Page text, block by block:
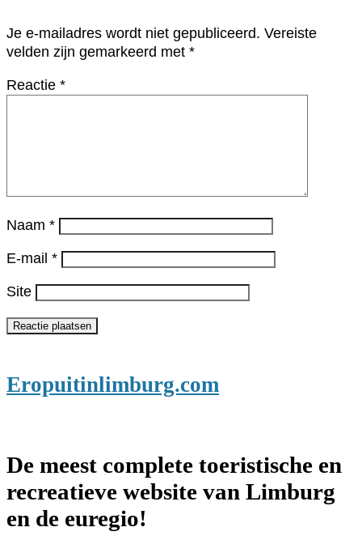
Je e-mailadres wordt niet gepubliceerd. Vereiste
velden zijn gemarkeerd met *
Reactie *
Naam *
E-mail *
Site
Eropuitinlimburg.com
De meest complete toeristische en
recreatieve website van Limburg
en de euregio!